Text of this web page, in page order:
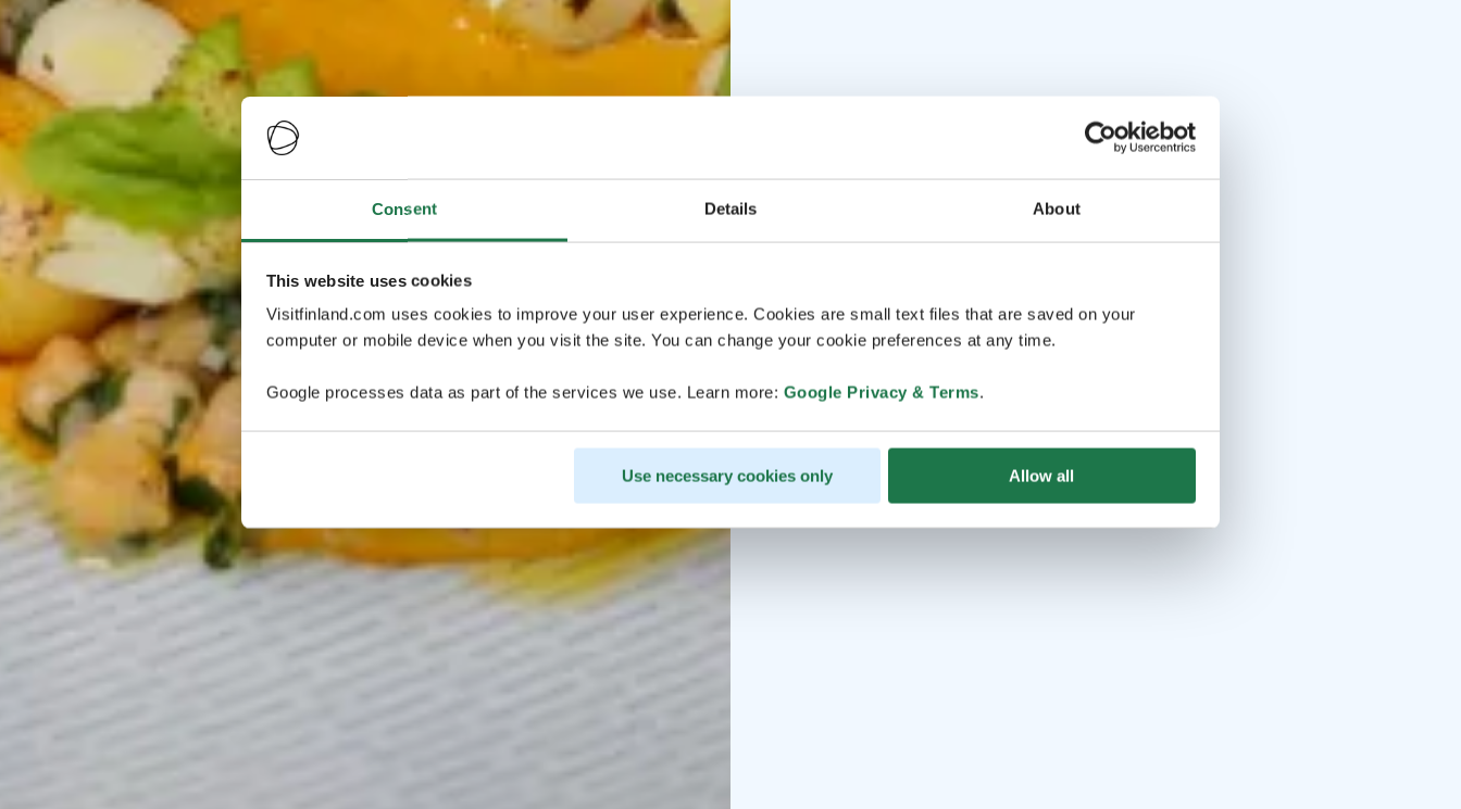
Consent Details About
This website uses cookies
Visitfinland.com uses cookies to improve your user experience. Cookies are small text files that are saved on your
computer or mobile device when you visit the site. You can change your cookie preferences at any time.
Google processes data as part of the services we use. Learn more: Google Privacy & Terms.
Use necessary cookies only Allow all